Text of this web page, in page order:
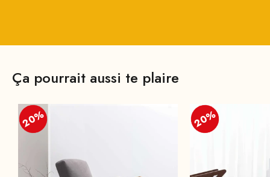
Ça pourrait aussi te plaire
20%
20% 20%
20%